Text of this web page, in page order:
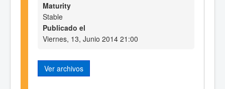
Maturity
Stable
Publicado el
Viernes, 13, Junio 2014 21:00
Ver archivos